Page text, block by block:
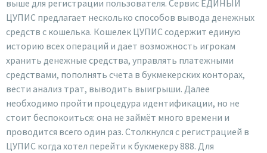
выше для регистрации пользователя. Сервис ЕДИНЫЙ
ЦУПИС предлагает несколько способов вывода денежных
средств с кошелька. Кошелек ЦУПИС содержит единую
историю всех операций и дает возможность игрокам
хранить денежные средства, управлять платежными
средствами, пополнять счета в букмекерских конторах,
вести анализ трат, выводить выигрыши. Далее
необходимо пройти процедура идентификации, но не
стоит беспокоиться: она не займёт много времени и
проводится всего один раз. Столкнулся с регистрацией в
ЦУПИС когда хотел перейти к букмекеру 888. Для